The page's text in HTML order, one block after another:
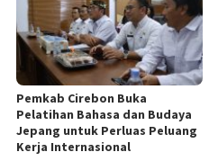
Pemkab Cirebon Buka
Pelatihan Bahasa dan Budaya
Jepang untuk Perluas Peluang
Kerja Internasional